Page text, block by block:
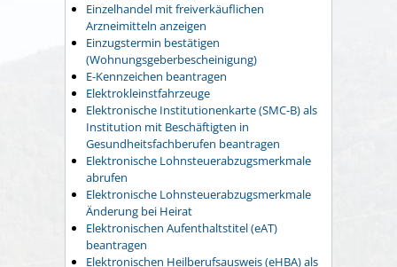
Einzelhandel mit freiverkäuflichen
Arzneimitteln anzeigen
Einzugstermin bestätigen
(Wohnungsgeberbescheinigung)
E-Kennzeichen beantragen
Elektrokleinstfahrzeuge
Elektronische Institutionenkarte (SMC-B) als
Institution mit Beschäftigten in
Gesundheitsfachberufen beantragen
Elektronische Lohnsteuerabzugsmerkmale
abrufen
Elektronische Lohnsteuerabzugsmerkmale
Änderung bei Heirat
Elektronischen Aufenthaltstitel (eAT)
beantragen
Elektronischen Heilberufsausweis (eHBA) als